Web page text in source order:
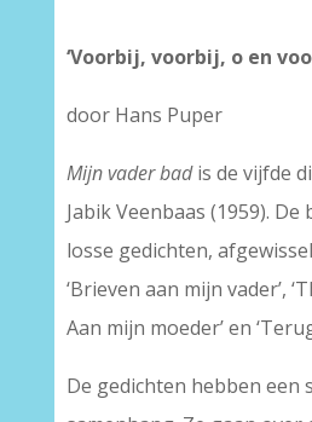
‘Voorbij, voorbij, o en
door Hans Puper
Mijn vader badis de vijfde
Jabik Veenbaas (1959).
losse gedichten,
‘Brieven aan mijn vader’,
Aan mijn moeder’ en
De gedichten hebben een